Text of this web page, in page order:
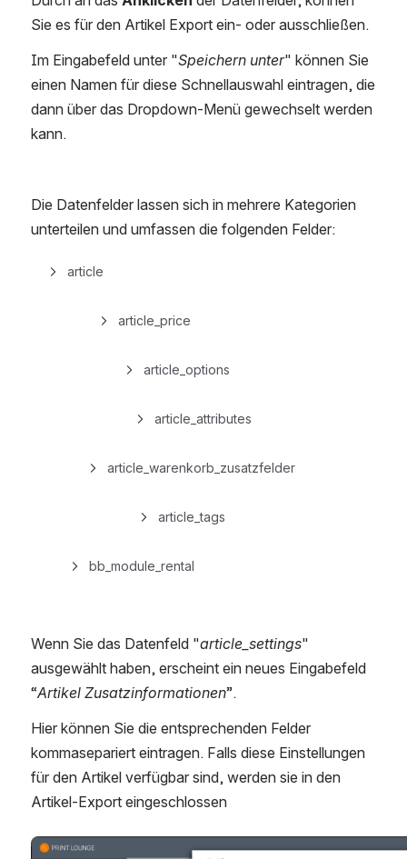
Sie es für den Artikel Export ein- oder ausschließen.
Im Eingabefeld unter "Speichern unter" können Sie
einen Namen für diese Schnellauswahl eintragen, die
dann über das Dropdown-Menü gewechselt werden
kann.
Die Datenfelder lassen sich in mehrere Kategorien
unterteilen und umfassen die folgenden Felder:
article
article_price
article_options
article_attributes
article_warenkorb_zusatzfelder
article_tags
bb_module_rental
Wenn Sie das Datenfeld "article_settings"
ausgewählt haben, erscheint ein neues Eingabefeld
“Artikel Zusatzinformationen”.
Hier können Sie die entsprechenden Felder
kommasepariert eintragen. Falls diese Einstellungen
für den Artikel verfügbar sind, werden sie in den
Artikel-Export eingeschlossen
öffnen